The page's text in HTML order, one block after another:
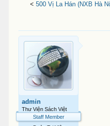
< 500 Vị La Hán (NXB Hà
admin
Thư Viện Sách Việt
Staff Member